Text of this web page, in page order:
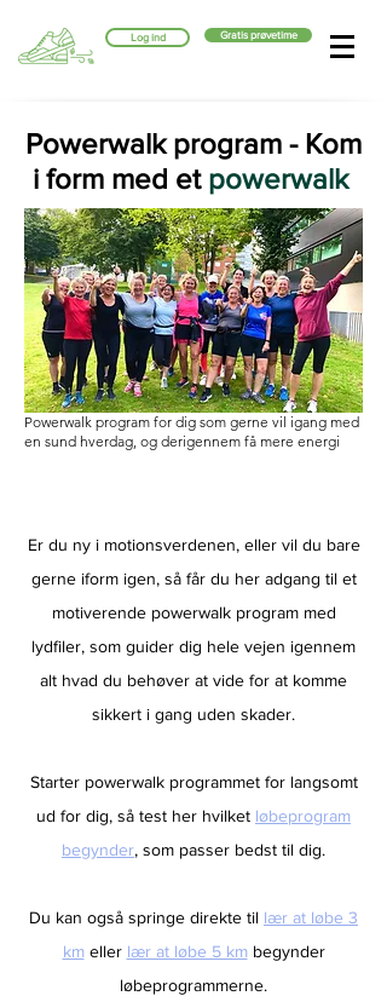
Log ind Gratis prøvetime
Powerwalk program - Kom
i form med et powerwalk
Powerwalk program for dig som gerne vil igang med
en sund hverdag, og derigennem få mere energi
Er du ny i motionsverdenen, eller vil du bare
gerne iform igen, så får du her adgang til et
motiverende powerwalk program med
lydfiler, som guider dig hele vejen igennem
alt hvad du behøver at vide for at komme
sikkert i gang uden skader.
Starter powerwalk programmet for langsomt
ud for dig, så test her hvilket løbeprogram
begynder, som passer bedst til dig.
Du kan også springe direkte til lær at løbe 3
kmeller lær at løbe 5 kmbegynder
løbeprogrammerne.